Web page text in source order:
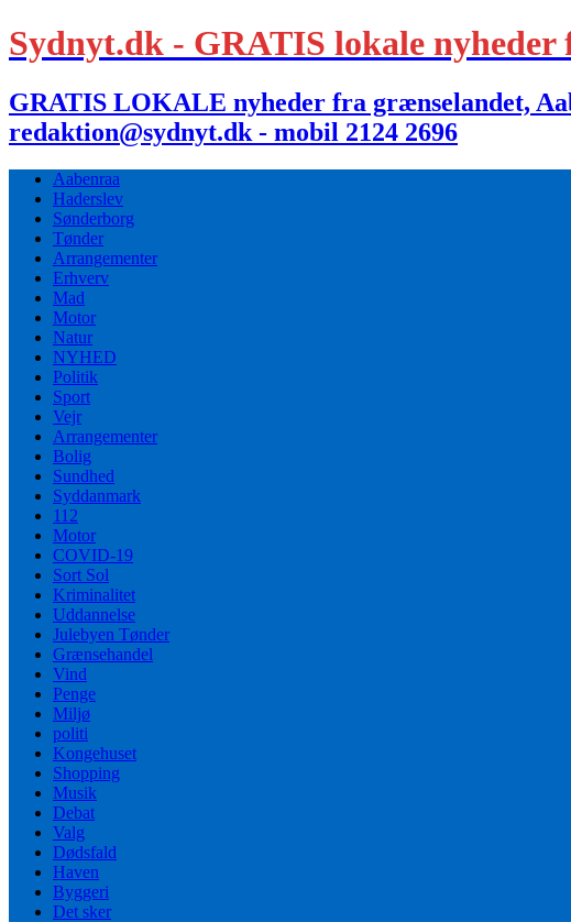
Sydnyt.dk - GRATIS lokale
GRATIS LOKALE nyheder fra grænselandet,
redaktion@sydnyt.dk - mobil 2124 2696
Aabenraa
Haderslev
Sønderborg
Tønder
Arrangementer
Erhverv
Mad
Motor
Natur
NYHED
Politik
Sport
Vejr
Arrangementer
Bolig
Sundhed
Syddanmark
112
Motor
COVID-19
Sort Sol
Kriminalitet
Uddannelse
Julebyen Tønder
Grænsehandel
Vind
Penge
Miljø
politi
Kongehuset
Shopping
Musik
Debat
Valg
Dødsfald
Haven
Byggeri
Det sker